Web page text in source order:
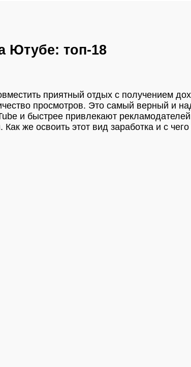
Ютубе: топ-18
приятный отдых с получением
просмотров. Это самый верный и
и быстрее привлекают
же освоить этот вид заработка и с чего